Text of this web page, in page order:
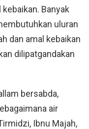
Banyak
uluran
dan amal kebaikan
dilipatgandakan
bersabda,
air
Ibnu Majah,